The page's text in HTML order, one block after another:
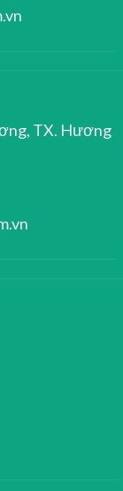
TX. Hương